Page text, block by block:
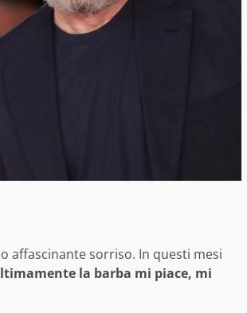
affascinante sorriso. In questi mesi
la barba mi piace, mi